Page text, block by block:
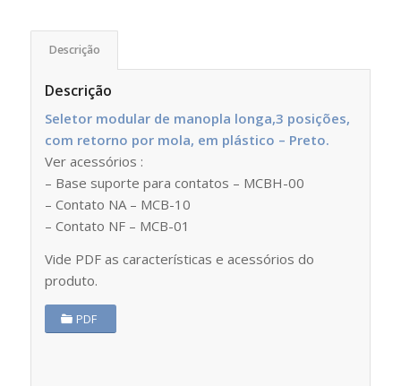
Descrição
Descrição
Seletor modular de manopla longa,3 posições,
com retorno por mola, em plástico – Preto.
Ver acessórios :
– Base suporte para contatos – MCBH-00
– Contato NA – MCB-10
– Contato NF – MCB-01
Vide PDF as características e acessórios do
produto.
PDF